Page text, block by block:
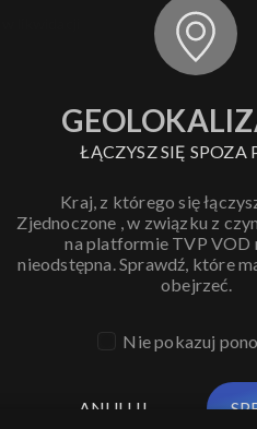
ŁĄCZYSZ SIĘ SPOZA
Kraj, z którego się
Zjednoczone , w związku z
na platformie TVP VOD
nieodstępna. Sprawdź, które
obejrzeć.
Nie pokazuj
ANULUJ